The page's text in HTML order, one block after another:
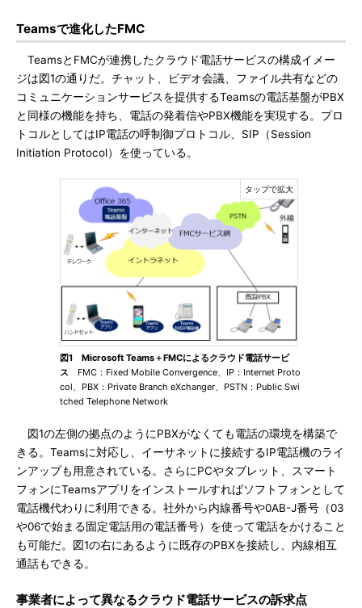
Teamsで進化したFMC
TeamsとFMCが連携したクラウド電話サービスの構成イメー
ジは図1の通りだ。チャット、ビデオ会議、ファイル共有などの
コミュニケーションサービスを提供するTeamsの電話基盤がPBX
と同様の機能を持ち、電話の発着信やPBX機能を実現する。プロ
トコルとしてはIP電話の呼制御プロトコル、SIP（Session
Initiation Protocol）を使っている。
図1 Microsoft Teams＋FMCによるクラウド電話サービ
ス FMC：Fixed Mobile Convergence、IP：Internet Proto
col、PBX：Private Branch eXchanger、PSTN：Public Swi
tched Telephone Network
図1の左側の拠点のようにPBXがなくても電話の環境を構築で
きる。Teamsに対応し、イーサネットに接続するIP電話機のライ
ンアップも用意されている。さらにPCやタブレット、スマート
フォンにTeamsアプリをインストールすればソフトフォンとして
電話機代わりに利用できる。社外から内線番号や0AB-J番号（03
や06で始まる固定電話用の電話番号）を使って電話をかけること
も可能だ。図1の右にあるように既存のPBXを接続し、内線相互
通話もできる。
事業者によって異なるクラウド電話サービスの訴求点